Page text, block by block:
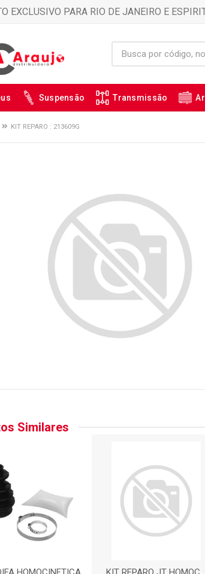
EXCLUSIVO PARA RIO DE JANEIRO E
Suspensão Transmissão
KIT REPARO : 213609G
Similares